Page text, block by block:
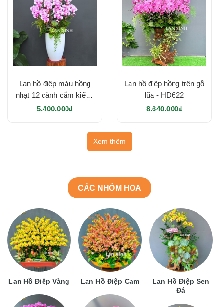
Lan hồ điệp màu hồng
nhạt 12 cành cắm kiểu -
HD623
5.400.000₫
Lan hồ điệp hồng trên gỗ
lũa - HD622
8.640.000₫
Xem thêm
CÁC NHÓM HOA
Lan Hồ Điệp Vàng Lan Hồ Điệp Cam
Lan Hồ Điệp Sen
Đá